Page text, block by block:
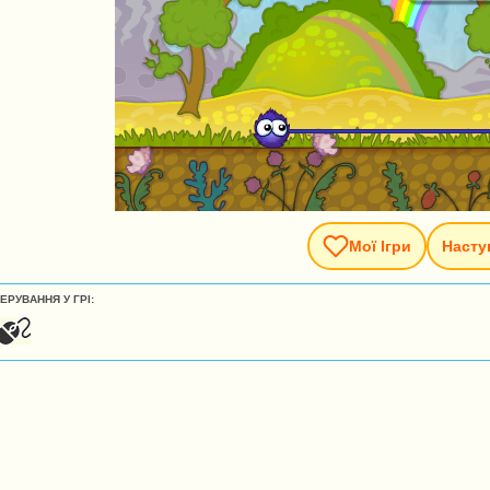
Мої Ігри
У ГРІ: